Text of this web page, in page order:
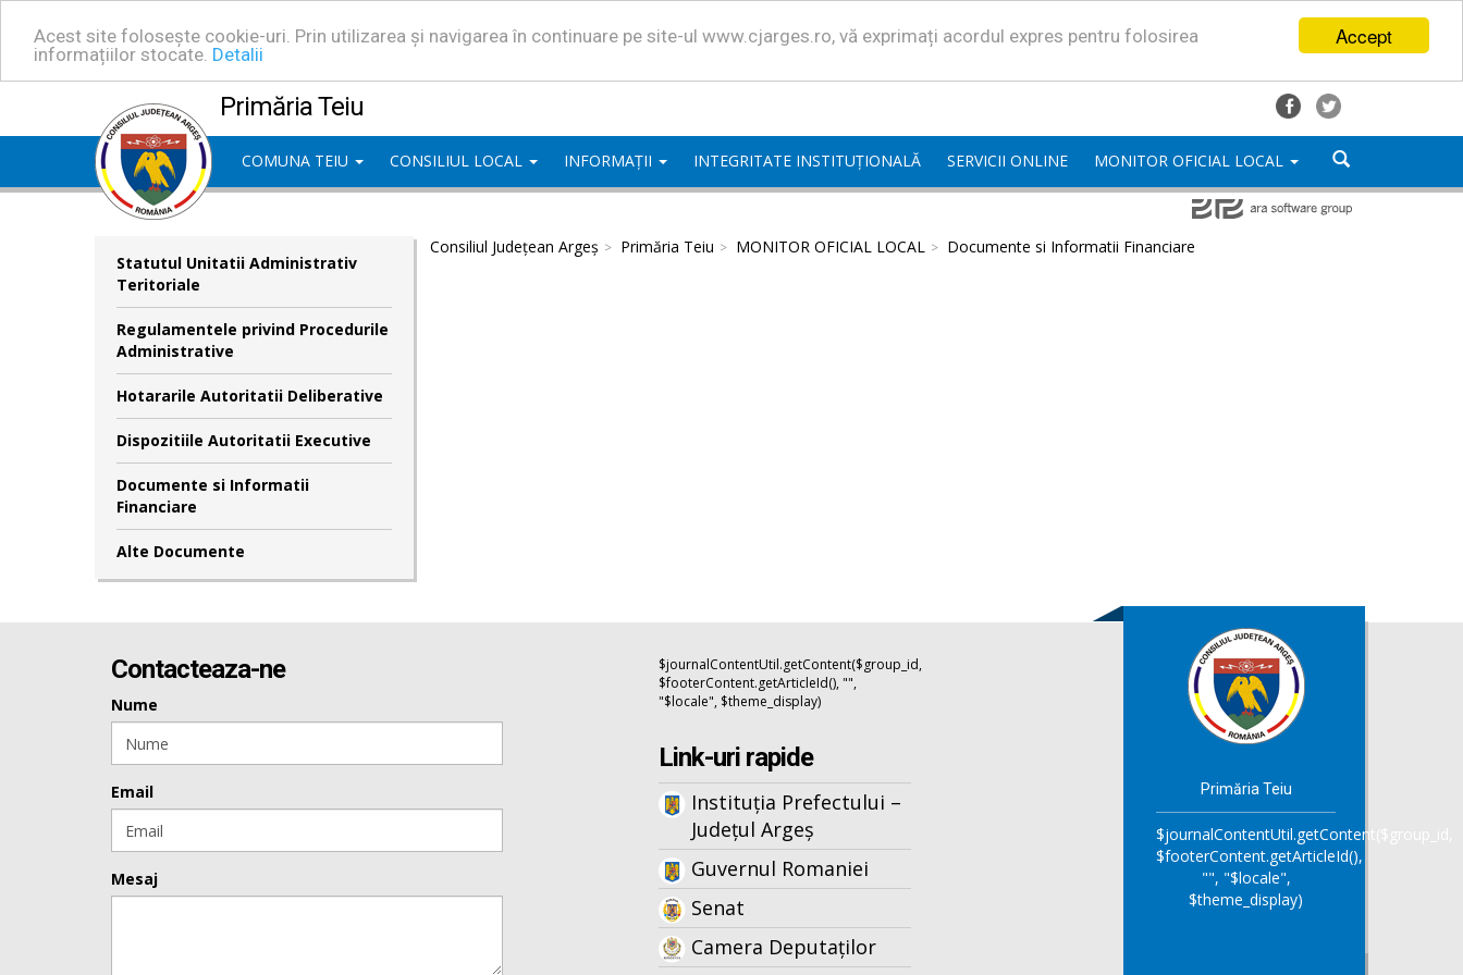
Accept
Acest site folosește cookie-uri. Prin utilizarea și navigarea în continuare pe site-ul www.cjarges.ro, vă exprimați acordul expres pentru folosirea
informațiilor stocate. Detalii
Primăria Teiu
COMUNA TEIU CONSILIUL LOCAL INFORMAȚII INTEGRITATE INSTITUȚIONALĂ SERVICII ONLINE MONITOR OFICIAL LOCAL
Statutul Unitatii Administrativ
Teritoriale
Regulamentele privind Procedurile
Administrative
Hotararile Autoritatii Deliberative
Dispozitiile Autoritatii Executive
Documente si Informatii
Financiare
Alte Documente
Consiliul Județean Argeș Primăria Teiu MONITOR OFICIAL LOCAL Documente si Informatii Financiare
Contacteaza-ne
Nume
Email
Mesaj
$journalContentUtil.getContent($group_id,
$footerContent.getArticleId(), "",
"$locale", $theme_display)
Link-uri rapide
Instituția Prefectului –
Județul Argeș
Guvernul Romaniei
Senat
Camera Deputaților
Primăria Teiu
$journalContentUtil.getContent($group_id,
$footerContent.getArticleId(),
"", "$locale",
$theme_display)